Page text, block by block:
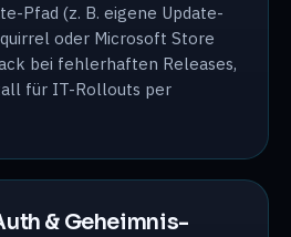
Pfad (z. B. eigene Update-
oder Microsoft Store
bei fehlerhaften Releases,
für IT-Rollouts per
& Geheimnis-